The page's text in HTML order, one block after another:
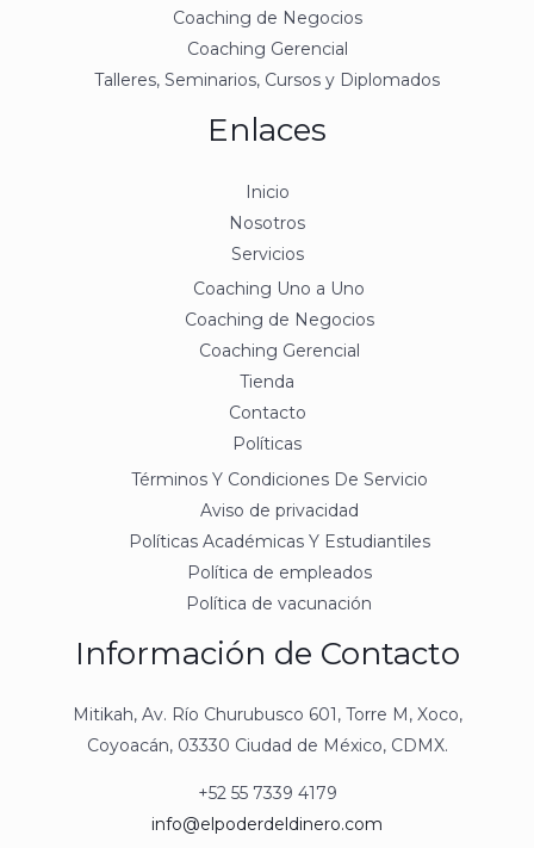
Coaching de Negocios
Coaching Gerencial
Talleres, Seminarios, Cursos y Diplomados
Enlaces
Inicio
Nosotros
Servicios
Coaching Uno a Uno
Coaching de Negocios
Coaching Gerencial
Tienda
Contacto
Políticas
Términos Y Condiciones De Servicio
Aviso de privacidad
Políticas Académicas Y Estudiantiles
Política de empleados
Política de vacunación
Información de Contacto
Mitikah, Av. Río Churubusco 601, Torre M, Xoco,
Coyoacán, 03330 Ciudad de México, CDMX.
+52 55 7339 4179
info@elpoderdeldinero.com